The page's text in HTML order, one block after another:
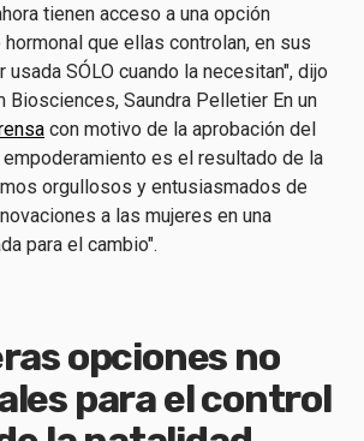
tienen acceso a una opción
que ellas controlan, en sus
usada SÓLO cuando la necesitan", dijo
Biosciences, Saundra Pelletier En un
con motivo de la aprobación del
empoderamiento es el resultado de la
orgullosos y entusiasmados de
a las mujeres en una
para el cambio".
opciones no
para el control